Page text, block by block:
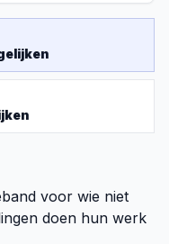
voor wie niet
doen hun werk